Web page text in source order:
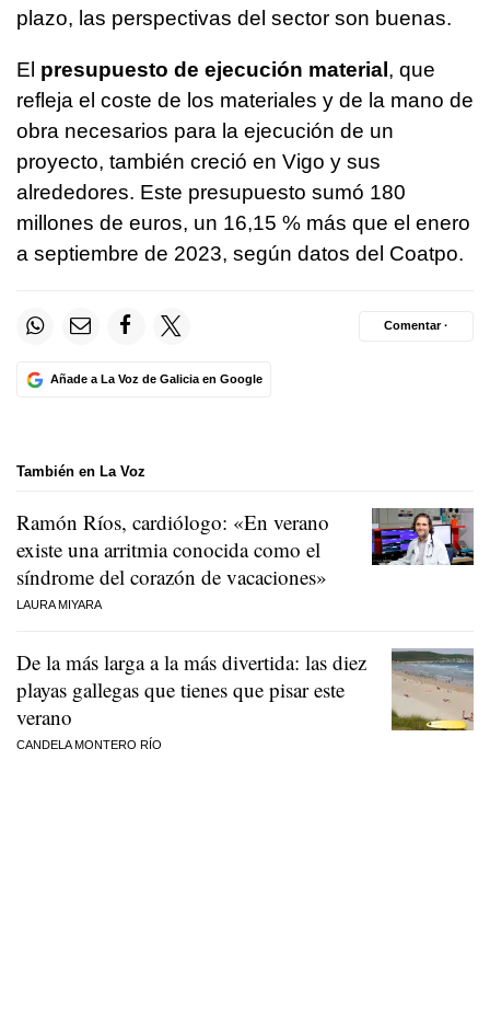
plazo, las perspectivas del sector son buenas.
El presupuesto de ejecución material, que
refleja el coste de los materiales y de la mano de
obra necesarios para la ejecución de un
proyecto, también creció en Vigo y sus
alrededores. Este presupuesto sumó 180
millones de euros, un 16,15 % más que el enero
a septiembre de 2023, según datos del Coatpo.
Añade a La Voz de Galicia en Google
Comentar ·
También en La Voz
Ramón Ríos, cardiólogo: «En verano
existe una arritmia conocida como el
síndrome del corazón de vacaciones»
LAURA MIYARA
De la más larga a la más divertida: las diez
playas gallegas que tienes que pisar este
verano
CANDELA MONTERO RÍO